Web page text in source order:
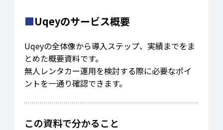
■Uqeyのサービス概要
Uqeyの全体像から導入ステップ、実績までをま
とめた概要資料です。
無人レンタカー運用を検討する際に必要なポイ
ントを一通り確認できます。
この資料で分かること